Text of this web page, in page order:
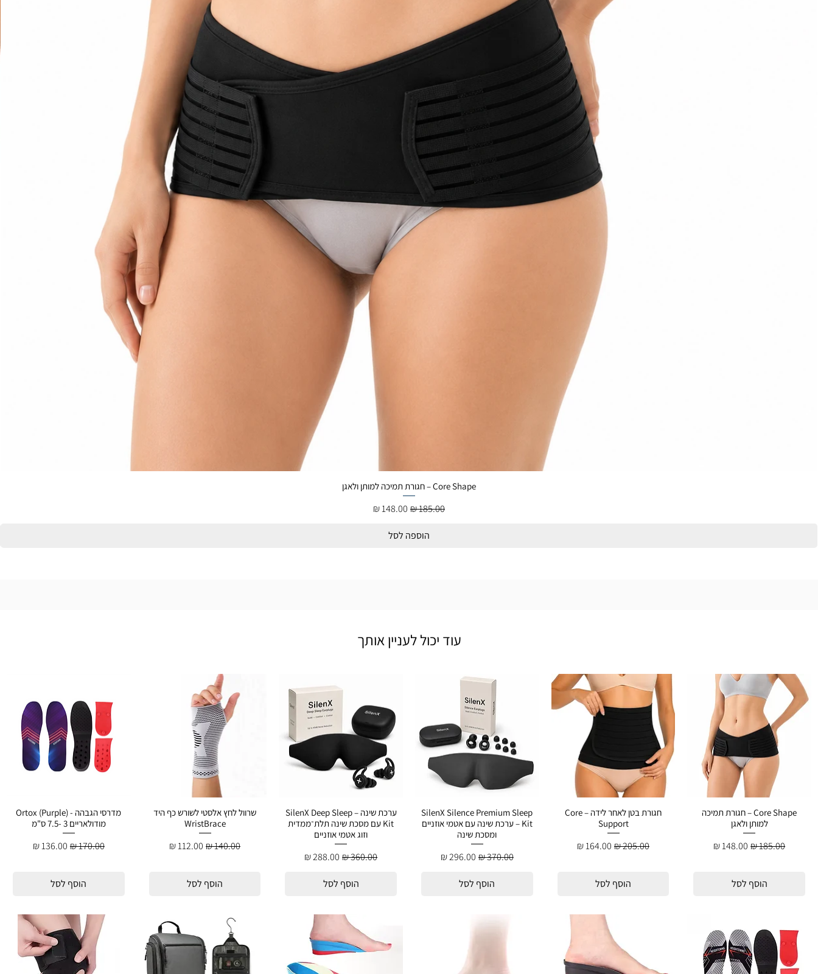
Core Shape – חגורת תמיכה למותן ולאגן
מחיר רגיל מחיר מבצע
הוספה לסל
עוד יכול לעניין אותך
Core Shape – חגורת תמיכה
למותן ולאגן
מחיר רגיל‏185.00 ‏₪ מחיר מבצע
הוסף לסל
חגורת בטן לאחר לידה – Core
Support
מחיר רגיל מחיר מבצע
הוסף לסל
SilenX Silence Premium Sleep
Kit – ערכת שינה עם אטמי אוזניים
ומסכת שינה
מחיר רגיל‏370.00 ‏₪ מחיר מבצע
הוסף לסל
ערכת שינה – SilenX Deep Sleep
Kit עם מסכת שינה תלת־ממדית
וזוג אטמי אוזניים
מחיר רגיל‏360.00 ‏₪ מחיר מבצע
הוסף לסל
שרוול לחץ אלסטי לשורש כף היד
WristBrace
מחיר רגיל מחיר מבצע
הוסף לסל
מדרסי הגבהה - Ortox (Purple)
מודולאריים 3 -7.5 ס"מ
מחיר רגיל‏170.00 ‏₪ מחיר מבצע
הוסף לסל